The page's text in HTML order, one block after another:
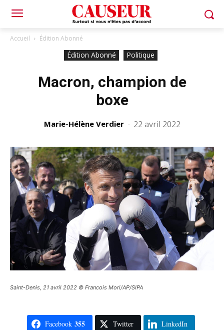
Accueil Édition Abonné
Édition Abonné Politique
Macron, champion de
boxe
Marie-Hélène Verdier - 22 avril 2022
Saint-Denis, 21 avril 2022 © Francois Mori/AP/SIPA
Facebook 355 Twitter LinkedIn